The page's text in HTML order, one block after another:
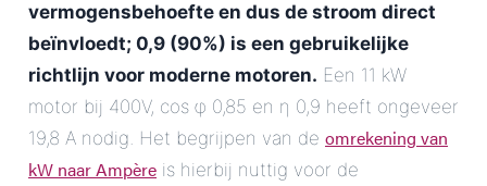
vermogensbehoefte en dus de stroom direct
beïnvloedt; 0,9 (90%) is een gebruikelijke
richtlijn voor moderne motoren. Een 11 kW
motor bij 400V, cos φ 0,85 en η 0,9 heeft ongeveer
19,8 A nodig. Het begrijpen van de omrekening van
kW naar Ampère is hierbij nuttig voor de